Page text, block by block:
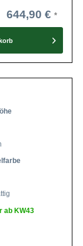
644,90 €
ab KW43